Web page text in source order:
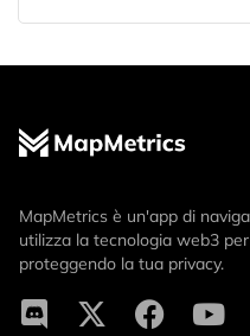
MapMetrics è un'app di
utilizza la tecnologia web3
proteggendo la tua privacy.